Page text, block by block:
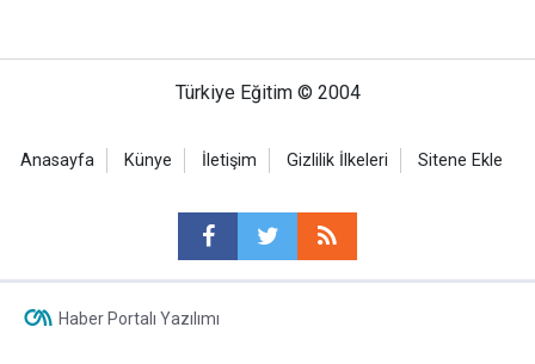
Türkiye Eğitim © 2004
Anasayfa Künye İletişim Gizlilik İlkeleri Sitene Ekle
Haber Portalı Yazılımı